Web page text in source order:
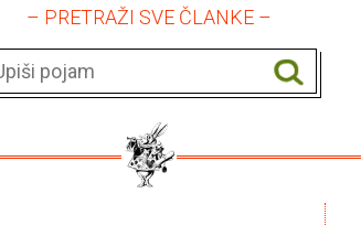
– PRETRAŽI SVE ČLANKE –